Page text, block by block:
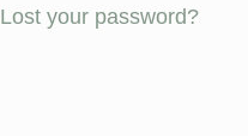
Lost your password?